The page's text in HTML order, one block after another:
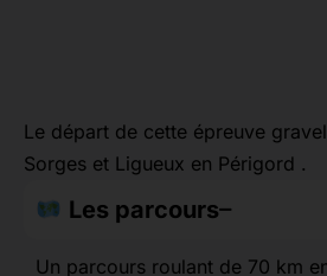
Le départ de cette épreuve
Sorges et Ligueux en Périgord .
Les parcours
Un parcours roulant de 70 km